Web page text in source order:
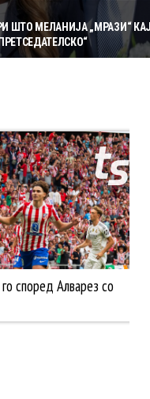
ШТО МЕЛАНИЈА „МРАЗИ“